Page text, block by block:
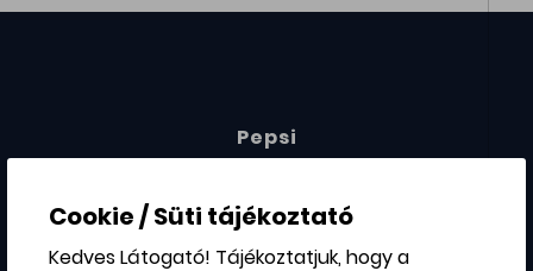
Pepsi
Ferrero
TEVA
Cookie / Süti tájékoztató
Kedves Látogató! Tájékoztatjuk, hogy a